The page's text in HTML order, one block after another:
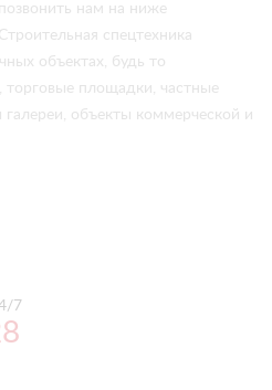
нам на ниже
спецтехника
объектах, будь то
площадки, частные
галереи, объекты коммерческой и
7